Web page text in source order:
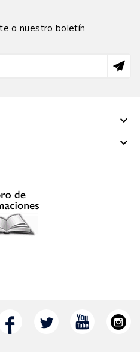
a nuestro boletín

